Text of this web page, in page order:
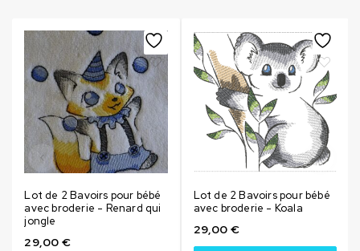
Lot de 2 Bavoirs pour bébé
avec broderie - Renard qui
jongle
29,00 €
Lot de 2 Bavoirs pour bébé
avec broderie - Koala
29,00 €